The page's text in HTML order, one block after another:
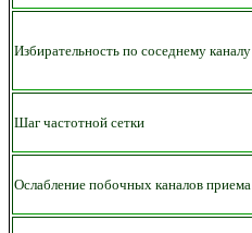
Избирательность по соседнему каналу
Шаг частотной сетки
Ослабление побочных каналов приема